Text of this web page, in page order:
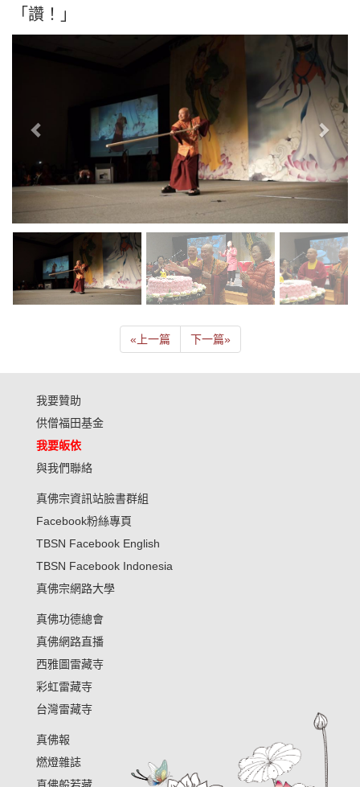
「讚！」
« 上一篇 下一篇»
我要贊助
供僧福田基金
我要皈依
與我們聯絡
真佛宗資訊站臉書群組
Facebook粉絲專頁
TBSN Facebook English
TBSN Facebook Indonesia
真佛宗網路大學
真佛功德總會
真佛網路直播
西雅圖雷藏寺
彩虹雷藏寺
台灣雷藏寺
真佛報
燃燈雜誌